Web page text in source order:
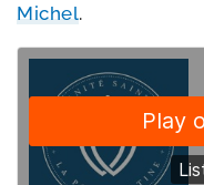
Michel.